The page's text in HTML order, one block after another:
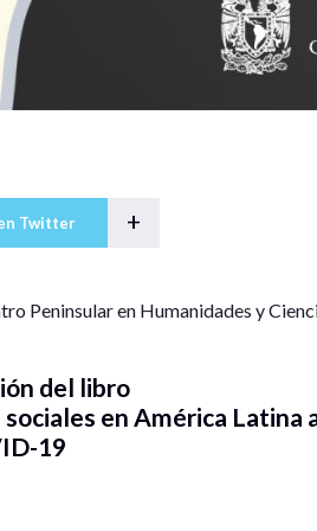
Twitter +
Peninsular en Humanidades y
del libro
en América Latina
19